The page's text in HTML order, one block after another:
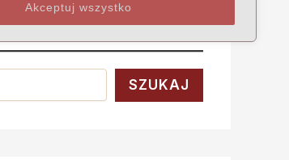
Akceptuj wszystko
SZUKAJ